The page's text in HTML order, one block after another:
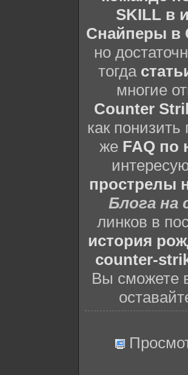
SKILL в
Снайперы в
но
тогда
многие
Counter
как
же FAQ по
прострелы
Блога на
линков в
история
counter-
Вы сможете